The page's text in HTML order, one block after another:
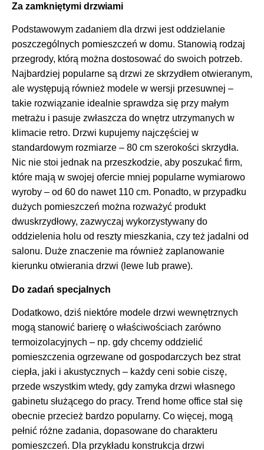
Za zamkniętymi drzwiami
Podstawowym zadaniem dla drzwi jest oddzielanie
poszczególnych pomieszczeń w domu. Stanowią rodzaj
przegrody, którą można dostosować do swoich potrzeb.
Najbardziej popularne są drzwi ze skrzydłem otwieranym,
ale występują również modele w wersji przesuwnej –
takie rozwiązanie idealnie sprawdza się przy małym
metrażu i pasuje zwłaszcza do wnętrz utrzymanych w
klimacie retro. Drzwi kupujemy najczęściej w
standardowym rozmiarze – 80 cm szerokości skrzydła.
Nic nie stoi jednak na przeszkodzie, aby poszukać firm,
które mają w swojej ofercie mniej popularne wymiarowo
wyroby – od 60 do nawet 110 cm. Ponadto, w przypadku
dużych pomieszczeń można rozważyć produkt
dwuskrzydłowy, zazwyczaj wykorzystywany do
oddzielenia holu od reszty mieszkania, czy też jadalni od
salonu. Duże znaczenie ma również zaplanowanie
kierunku otwierania drzwi (lewe lub prawe).
Do zadań specjalnych
Dodatkowo, dziś niektóre modele drzwi wewnętrznych
mogą stanowić barierę o właściwościach zarówno
termoizolacyjnych – np. gdy chcemy oddzielić
pomieszczenia ogrzewane od gospodarczych bez strat
ciepła, jaki i akustycznych – każdy ceni sobie ciszę,
przede wszystkim wtedy, gdy zamyka drzwi własnego
gabinetu służącego do pracy. Trend home office stał się
obecnie przecież bardzo popularny. Co więcej, mogą
pełnić różne zadania, dopasowane do charakteru
pomieszczeń. Dla przykładu konstrukcja drzwi